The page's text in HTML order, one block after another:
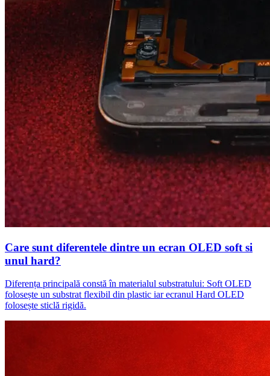
Care sunt diferentele dintre un ecran OLED soft si
unul hard?
Diferența principală constă în materialul substratului: Soft OLED
folosește un substrat flexibil din plastic iar ecranul Hard OLED
folosește sticlă rigidă.